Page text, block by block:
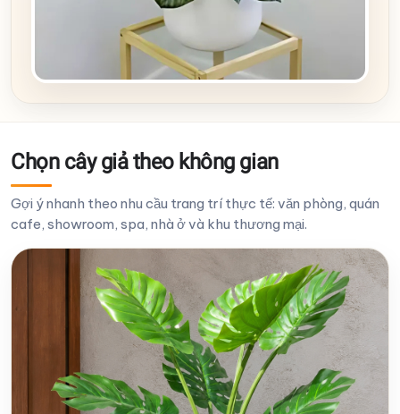
Chọn cây giả theo không gian
Gợi ý nhanh theo nhu cầu trang trí thực tế: văn phòng, quán
cafe, showroom, spa, nhà ở và khu thương mại.